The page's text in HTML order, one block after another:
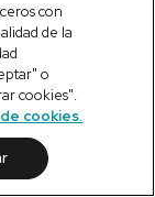
con
de la
o
cookies".
cookies.